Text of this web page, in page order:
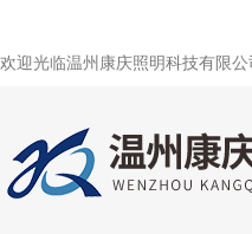
欢迎光临温州康庆照明科技有限公